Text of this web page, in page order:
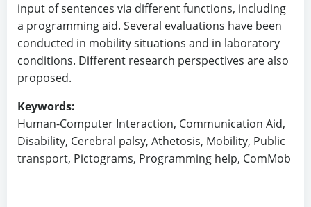
input of sentences via different functions, including
a programming aid. Several evaluations have been
conducted in mobility situations and in laboratory
conditions. Different research perspectives are also
proposed.
Keywords:
Human-Computer Interaction, Communication Aid,
Disability, Cerebral palsy, Athetosis, Mobility, Public
transport, Pictograms, Programming help, ComMob